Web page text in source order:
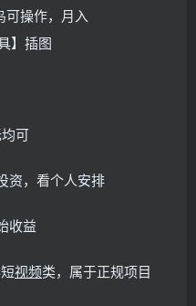
可
资，看个人安排
收益
视频类，属于正规项目